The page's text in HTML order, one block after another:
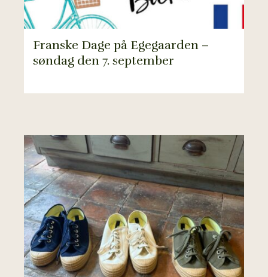
Franske Dage på Egegaarden –
søndag den 7. september